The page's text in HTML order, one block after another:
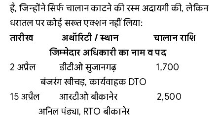
है, जिन्होंने सिर्फ चालान काटने की रस्म अदायगी की, लेकिन
धरातल पर कोई सख्त एक्शन नहीं लिया:
तारीख अथॉरिटी / स्थान चालान राशि
जिम्मेदार अधिकारी का नाम व पद
2 अप्रैल डीटीओ सुजानगढ़ 1,700
बंजरंग खीचड़, कार्यवाहक DTO
15 अप्रैल आरटीओ बीकानेर 2,500
अनिल पंड्या, RTO बीकानेर